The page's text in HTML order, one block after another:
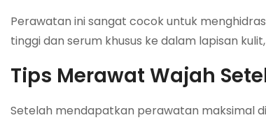
Perawatan ini sangat cocok untuk
tinggi dan serum khusus ke dalam lapisan
Tips Merawat Wajah
Setelah mendapatkan perawatan maksimal